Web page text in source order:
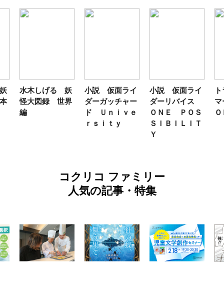
水木しげる 妖
怪大図録 世界
編
小説 仮面ライ
ダーガッチャー
ド Ｕｎｉｖｅ
ｒｓｉｔｙ
小説 仮面ライ
ダーリバイス
ＯＮＥ ＰＯＳ
ＳＩＢＩＬＩＴ
Ｙ
コクリコ ファミリー
人気の記事・特集